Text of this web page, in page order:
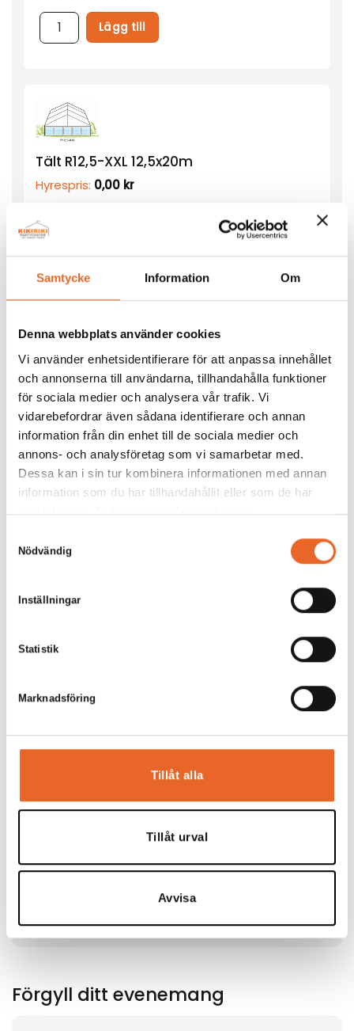
Samtycke Information Om
Denna webbplats använder cookies
Vi använder enhetsidentifierare för att anpassa innehållet
och annonserna till användarna, tillhandahålla funktioner
för sociala medier och analysera vår trafik. Vi
vidarebefordrar även sådana identifierare och annan
information från din enhet till de sociala medier och
annons- och analysföretag som vi samarbetar med.
Dessa kan i sin tur kombinera informationen med annan
information som du har tillhandahållit eller som de har
samlat in när du har använt deras tjänster.
Nödvändig
Inställningar
Statistik
Marknadsföring
Tillåt alla
Tillåt urval
Avvisa
Lägg till
Tält R12,5-XXL 12,5x20m
Hyrespris: 0,00 kr
Runt bord Ø180cm
Hyrespris:218,00kr
Montagepris: 80,00kr
Hyrespris:
Bord 120x80cm
kr
Förgyll ditt evenemang